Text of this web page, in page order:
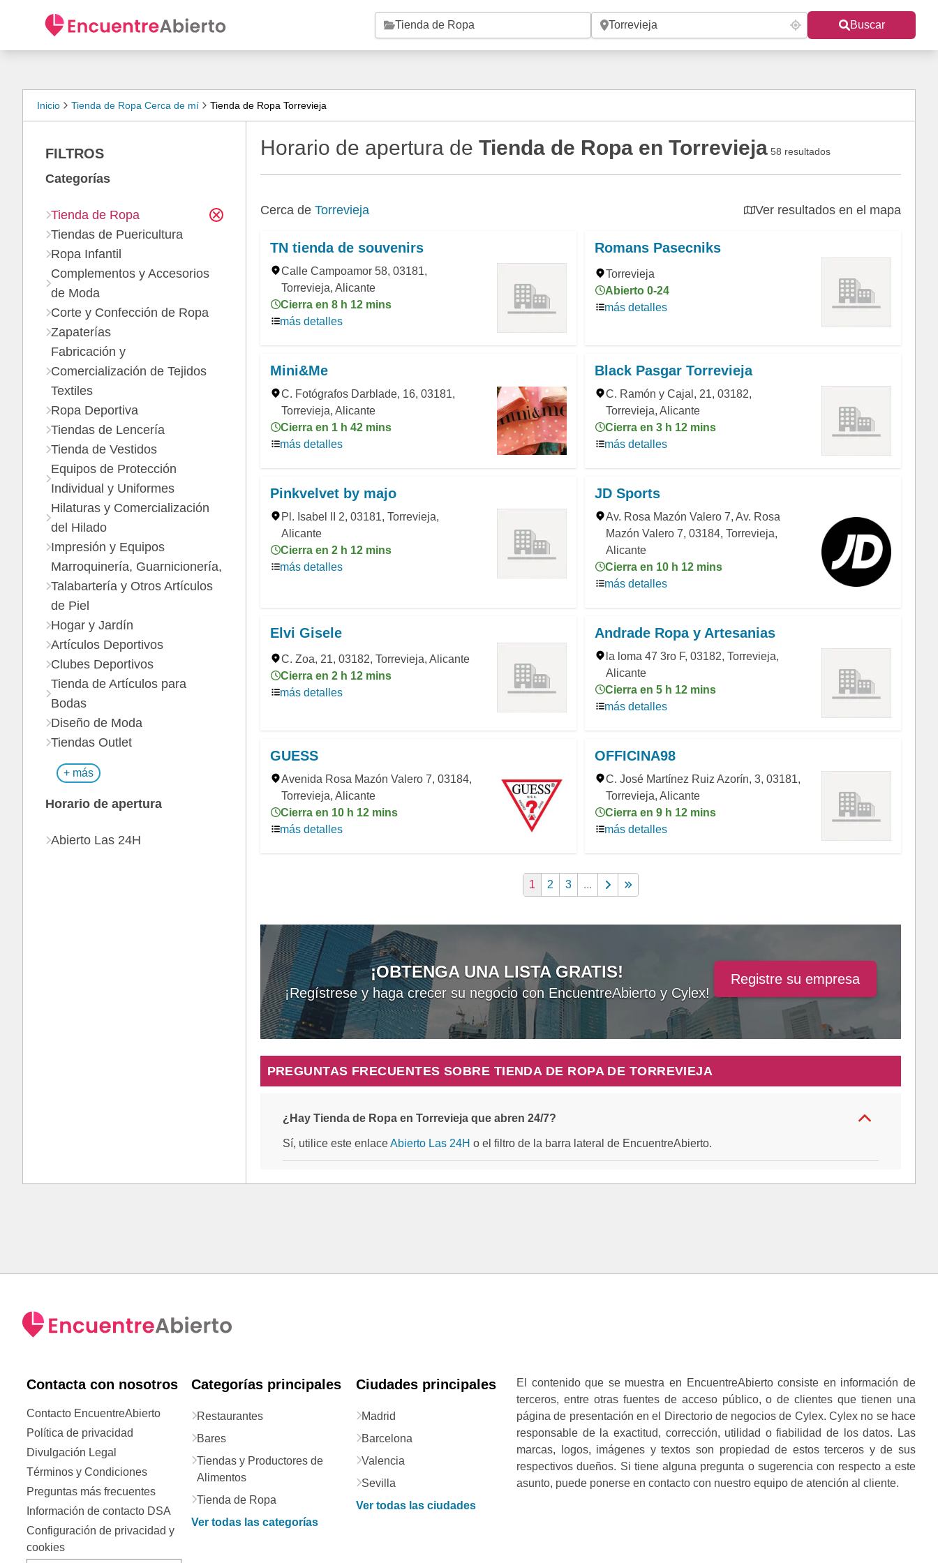
Buscar
Inicio Tienda de Ropa Cerca de mí Tienda de Ropa Torrevieja
Horario de apertura de Tienda de Ropa en Torrevieja 58 resultados
Cerca de Torrevieja Ver resultados en el mapa
TN tienda de souvenirs
Calle Campoamor 58, 03181,
Torrevieja, Alicante
Cierra en 8 h 12 mins
más detalles
Romans Pasecniks
Torrevieja
Abierto 0-24
más detalles
Mini&Me
C. Fotógrafos Darblade, 16, 03181,
Torrevieja, Alicante
Cierra en 1 h 42 mins
más detalles
Black Pasgar Torrevieja
C. Ramón y Cajal, 21, 03182,
Torrevieja, Alicante
Cierra en 3 h 12 mins
más detalles
Pinkvelvet by majo
Pl. Isabel II 2, 03181, Torrevieja,
Alicante
Cierra en 2 h 12 mins
más detalles
JD Sports
Av. Rosa Mazón Valero 7, Av. Rosa
Mazón Valero 7, 03184, Torrevieja,
Alicante
Cierra en 10 h 12 mins
más detalles
Elvi Gisele
C. Zoa, 21, 03182, Torrevieja, Alicante
Cierra en 2 h 12 mins
más detalles
Andrade Ropa y Artesanias
la loma 47 3ro F, 03182, Torrevieja,
Alicante
Cierra en 5 h 12 mins
más detalles
GUESS
Avenida Rosa Mazón Valero 7, 03184,
Torrevieja, Alicante
Cierra en 10 h 12 mins
más detalles
OFFICINA98
C. José Martínez Ruiz Azorín, 3, 03181,
Torrevieja, Alicante
Cierra en 9 h 12 mins
más detalles
1 2 3 ...
¡OBTENGA UNA LISTA GRATIS!
¡Regístrese y haga crecer su negocio con EncuentreAbierto y Cylex!
Registre su empresa
PREGUNTAS FRECUENTES SOBRE TIENDA DE ROPA DE TORREVIEJA
¿Hay Tienda de Ropa en Torrevieja que abren 24/7?
Sí, utilice este enlace Abierto Las 24H o el filtro de la barra lateral de EncuentreAbierto.
FILTROS
Categorías
Tienda de Ropa
Tiendas de Puericultura
Ropa Infantil
Complementos y Accesorios
de Moda
Corte y Confección de Ropa
Zapaterías
Fabricación y
Comercialización de Tejidos
Textiles
Ropa Deportiva
Tiendas de Lencería
Tienda de Vestidos
Equipos de Protección
Individual y Uniformes
Hilaturas y Comercialización
del Hilado
Impresión y Equipos
Marroquinería, Guarnicionería,
Talabartería y Otros Artículos
de Piel
Hogar y Jardín
Artículos Deportivos
Clubes Deportivos
Tienda de Artículos para
Bodas
Diseño de Moda
Tiendas Outlet
+ más
Horario de apertura
Abierto Las 24H
Contacta con nosotros
Contacto EncuentreAbierto
Política de privacidad
Divulgación Legal
Términos y Condiciones
Preguntas más frecuentes
Información de contacto DSA
Configuración de privacidad y
cookies
Categorías principales
Restaurantes
Bares
Tiendas y Productores de
Alimentos
Tienda de Ropa
Ver todas las categorías
Ciudades principales
Madrid
Barcelona
Valencia
Sevilla
Ver todas las ciudades
El contenido que se muestra en EncuentreAbierto consiste en información de
terceros, entre otras fuentes de acceso público, o de clientes que tienen una
página de presentación en el Directorio de negocios de Cylex. Cylex no se hace
responsable de la exactitud, corrección, utilidad o fiabilidad de los datos. Las
marcas, logos, imágenes y textos son propiedad de estos terceros y de sus
respectivos dueños. Si tiene alguna pregunta o sugerencia con respecto a este
asunto, puede ponerse en contacto con nuestro equipo de atención al cliente.